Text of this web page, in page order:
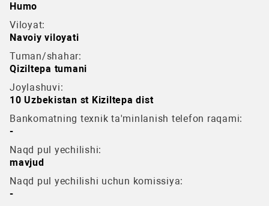
Humo
Viloyat:
Navoiy viloyati
Tuman/shahar:
Qiziltepa tumani
Joylashuvi:
10 Uzbekistan st Kiziltepa dist
Bankomatning texnik ta'minlanish telefon raqami:
-
Naqd pul yechilishi:
mavjud
Naqd pul yechilishi uchun komissiya:
-